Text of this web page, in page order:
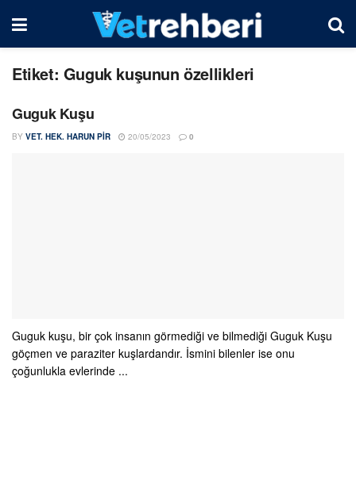
Etiket: Guguk kuşunun özellikleri
Guguk Kuşu
BY VET. HEK. HARUN PIR 20/05/2023 0
Guguk kuşu, bir çok insanın görmediği ve bilmediği Guguk Kuşu
göçmen ve paraziter kuşlardandır. İsmini bilenler ise onu
çoğunlukla evlerinde ...